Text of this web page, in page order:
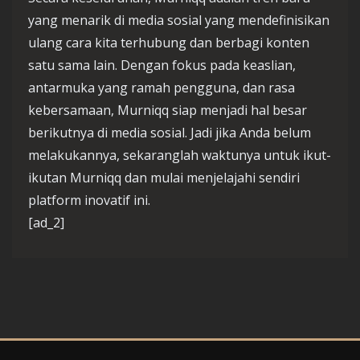
yang menarik di media sosial yang mendefinisikan
ulang cara kita terhubung dan berbagi konten
satu sama lain. Dengan fokus pada keaslian,
antarmuka yang ramah pengguna, dan rasa
kebersamaan, Murniqq siap menjadi hal besar
berikutnya di media sosial. Jadi jika Anda belum
melakukannya, sekaranglah waktunya untuk ikut-
ikutan Murniqq dan mulai menjelajahi sendiri
platform inovatif ini.
[ad_2]